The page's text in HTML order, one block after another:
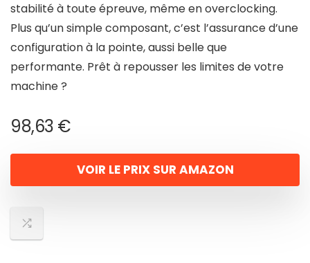
stabilité à toute épreuve, même en overclocking.
Plus qu’un simple composant, c’est l’assurance d’une
configuration à la pointe, aussi belle que
performante. Prêt à repousser les limites de votre
machine ?
98,63 €
VOIR LE PRIX SUR AMAZON